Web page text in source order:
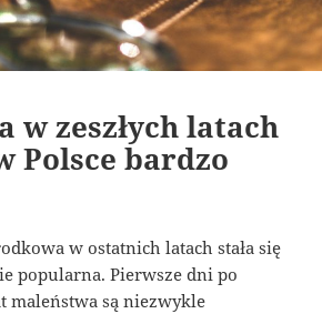
w zeszłych latach
Polsce bardzo
w ostatnich latach stała się
popularna. Pierwsze dni po
maleństwa są niezwykle